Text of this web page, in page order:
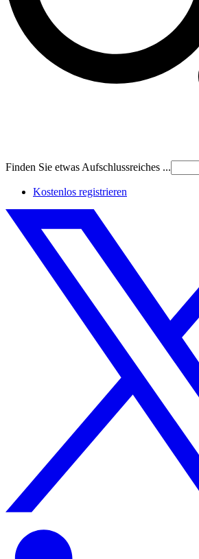
Finden Sie etwas Aufschlussreiches ...
Kostenlos registrieren